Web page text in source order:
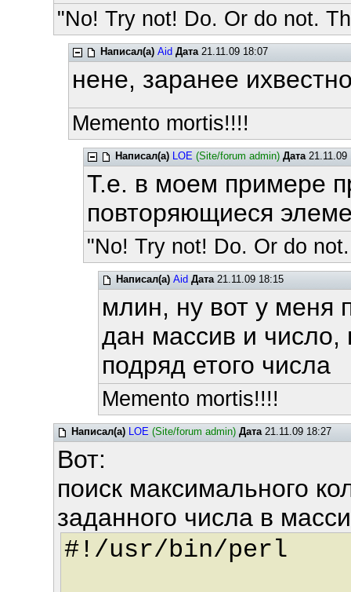
"No! Try not! Do. Or do not.
Написал(а) Aid Дата21.11.09 18:07
нене, заранее
Memento mortis!!!!
Написал(а) LOE (Site/forum admin) Дата21.11.09
Т.е. в моем примере
повторяющиеся
"No! Try not! Do. Or do
Написал(а) Aid Дата21.11.09 18:15
млин, ну вот у меня
дан массив и число,
подряд етого числа
Memento mortis!!!!
Написал(а) LOE (Site/forum admin) Дата21.11.09 18:27
Вот:
поиск максимального
заданного числа в
#!/usr/bin/perl